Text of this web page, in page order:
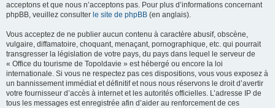
acceptons et que nous n’acceptons pas. Pour plus d’informations concernant
phpBB, veuillez consulter le site de phpBB (en anglais).
Vous acceptez de ne publier aucun contenu à caractère abusif, obscène,
vulgaire, diffamatoire, choquant, menaçant, pornographique, etc. qui pourrait
transgresser la législation de votre pays, du pays dans lequel le serveur de
« Office du tourisme de Topoldavie » est hébergé ou encore la loi
internationale. Si vous ne respectez pas ces dispositions, vous vous exposez à
un bannissement immédiat et définitif et nous nous réservons le droit d’avertir
votre fournisseur d’accès à internet et les autorités officielles. L’adresse IP de
tous les messages est enregistrée afin d’aider au renforcement de ces